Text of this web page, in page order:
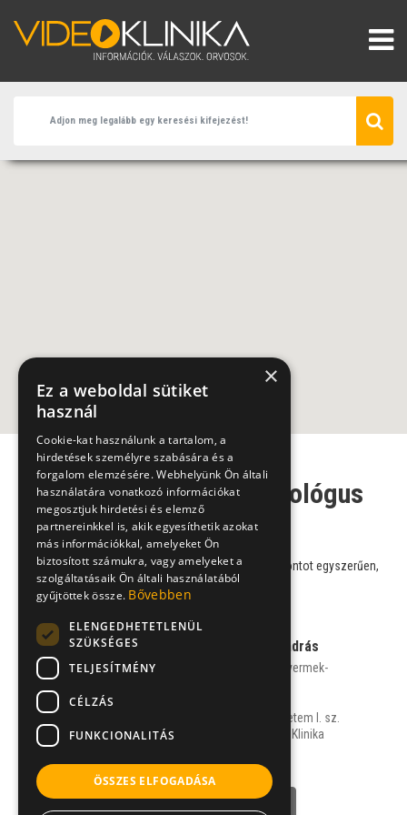
Gyermek-gasztroenterológus
szakorvosaink
Válasszon szakorvosaink közül, és foglaljon időpontot egyszerűen,
online!
Prof. Dr. Arató András
gyermekgyógyász, gyermek-
Semmelweis Egyetem I. sz.
Gyermekgyógyászati Klinika
NÉVJEGY
×
Ez a weboldal sütiket
használ
Cookie-kat használunk a tartalom, a
hirdetések személyre szabására és a
forgalom elemzésére. Webhelyünk Ön általi
használatára vonatkozó információkat
megosztjuk hirdetési és elemző
partnereinkkel is, akik egyesíthetik azokat
más információkkal, amelyeket Ön
biztosított számukra, vagy amelyeket a
szolgáltatásaik Ön általi használatából
gyűjtöttek össze. Bővebben
ELENGEDHETETLENÜL
SZÜKSÉGES
TELJESÍTMÉNY
CÉLZÁS
FUNKCIONALITÁS
ÖSSZES ELFOGADÁSA